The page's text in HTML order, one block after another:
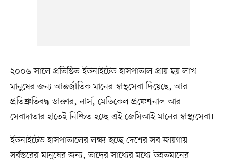
২০০৬ সালে প্রতিষ্ঠিত ইউনাইটেড হাসপাতাল প্রায় ছয় লাখ
মানুষের জন্য আন্তর্জাতিক মানের স্বাস্থসেবা দিয়েছে, আর
প্রতিশ্রুতিবদ্ধ ডাক্তার, নার্স, মেডিকেল প্রফেশনাল আর
সেবাদাতার হাতেই নিশ্চিত হচ্ছে এই জেসিআই মানের স্বাস্থ্যসেবা।
ইউনাইটেড হাসপাতালের লক্ষ্য হচ্ছে দেশের সব জায়গায়
সর্বস্তরের মানুষের জন্য, তাদের সাধ্যের মধ্যে উন্নতমানের